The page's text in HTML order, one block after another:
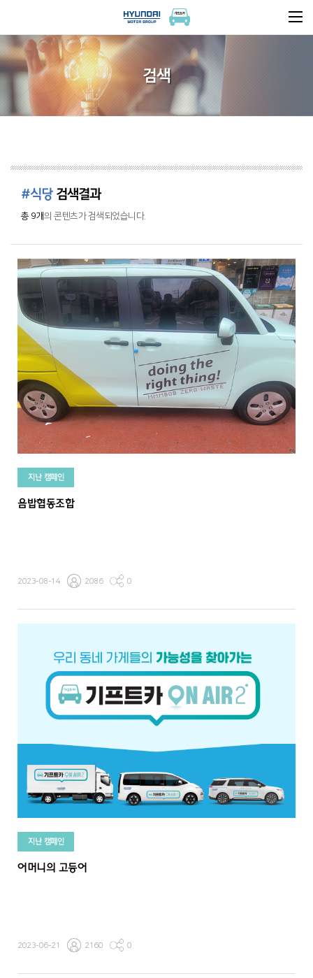
검색
#식당검색결과
총 9개의 콘텐츠가 검색되었습니다.
지난 캠페인
음밥협동조합
2023-08-14 2086 0
지난 캠페인
어머니의 고등어
2023-06-21 2160 0